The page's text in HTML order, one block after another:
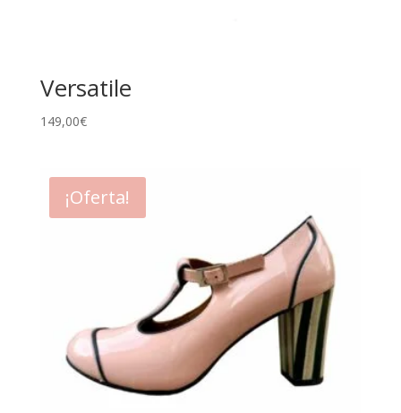
Versatile
149,00€
¡Oferta!